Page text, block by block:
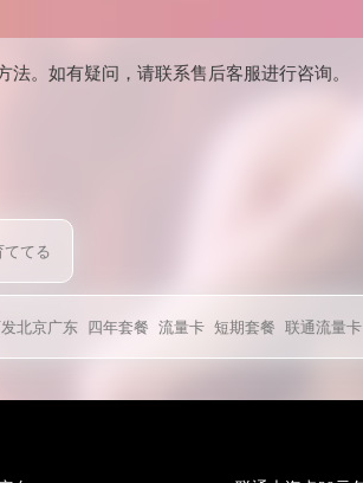
。如有疑问，请联系售后客服进行咨询。
ててる
北京广东 四年套餐 流量卡 短期套餐 联通流量卡